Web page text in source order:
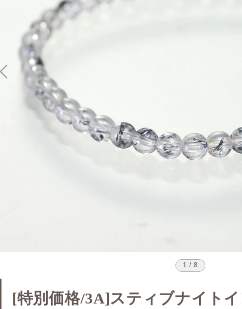
1 / 8
[特別価格/3A]スティブナイト